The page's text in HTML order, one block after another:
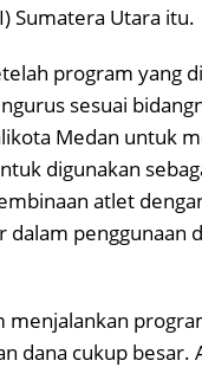
Sumatera Utara itu.
program yang
sesuai
Medan untuk
digunakan
atlet
dalam penggunaan
menjalankan
dana cukup besar.